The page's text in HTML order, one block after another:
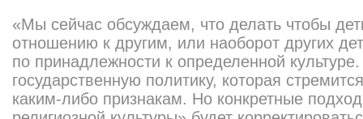
«Мы сейчас обсуждаем, что делать чтобы
отношению к другим, или наоборот других
по принадлежности к определенной
государственную политику, которая
каким-либо признакам. Но конкретные